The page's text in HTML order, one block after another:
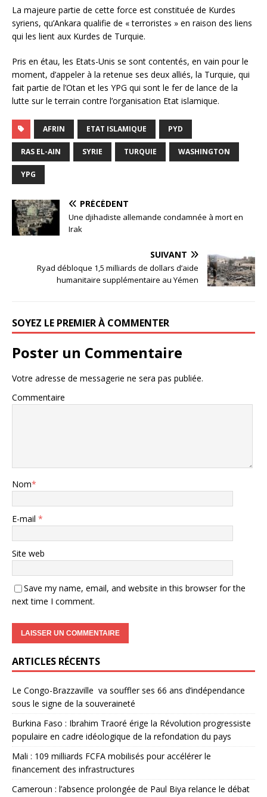
La majeure partie de cette force est constituée de Kurdes
syriens, qu’Ankara qualifie de « terroristes » en raison des liens
qui les lient aux Kurdes de Turquie.
Pris en étau, les Etats-Unis se sont contentés, en vain pour le
moment, d’appeler à la retenue ses deux alliés, la Turquie, qui
fait partie de l’Otan et les YPG qui sont le fer de lance de la
lutte sur le terrain contre l’organisation Etat islamique.
AFRIN ETAT ISLAMIQUE PYD
RAS EL-AIN SYRIE TURQUIE WASHINGTON
YPG
PRÉCÉDENT
Une djihadiste allemande condamnée à mort en
Irak
SUIVANT
Ryad débloque 1,5 milliards de dollars d’aide
humanitaire supplémentaire au Yémen
SOYEZ LE PREMIER À COMMENTER
Poster un Commentaire
Votre adresse de messagerie ne sera pas publiée.
Commentaire
Nom*
E-mail *
Site web
Save my name, email, and website in this browser for the
next time I comment.
ARTICLES RÉCENTS
Le Congo-Brazzaville va souffler ses 66 ans d’indépendance
sous le signe de la souveraineté
Burkina Faso : Ibrahim Traoré érige la Révolution progressiste
populaire en cadre idéologique de la refondation du pays
Mali : 109 milliards FCFA mobilisés pour accélérer le
financement des infrastructures
Cameroun : l’absence prolongée de Paul Biya relance le débat